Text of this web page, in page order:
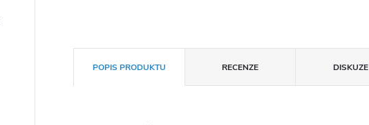
POPIS PRODUKTU RECENZE DISKUZE